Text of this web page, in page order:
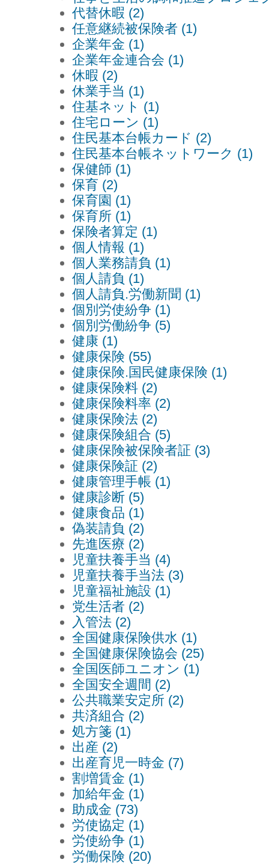
代替休暇 (2)
任意継続被保険者 (1)
企業年金 (1)
企業年金連合会 (1)
休暇 (2)
休業手当 (1)
住基ネット (1)
住宅ローン (1)
住民基本台帳カード (2)
住民基本台帳ネットワーク (1)
保健師 (1)
保育 (2)
保育園 (1)
保育所 (1)
保険者算定 (1)
個人情報 (1)
個人業務請負 (1)
個人請負 (1)
個人請負.労働新聞 (1)
個別労使紛争 (1)
個別労働紛争 (5)
健康 (1)
健康保険 (55)
健康保険.国民健康保険 (1)
健康保険料 (2)
健康保険料率 (2)
健康保険法 (2)
健康保険組合 (5)
健康保険被保険者証 (3)
健康保険証 (2)
健康管理手帳 (1)
健康診断 (5)
健康食品 (1)
偽装請負 (2)
先進医療 (2)
児童扶養手当 (4)
児童扶養手当法 (3)
児童福祉施設 (1)
党生活者 (2)
入管法 (2)
全国健康保険供水 (1)
全国健康保険協会 (25)
全国医師ユニオン (1)
全国安全週間 (2)
公共職業安定所 (2)
共済組合 (2)
処方箋 (1)
出産 (2)
出産育児一時金 (7)
割増賃金 (1)
加給年金 (1)
助成金 (73)
労使協定 (1)
労使紛争 (1)
労働保険 (20)